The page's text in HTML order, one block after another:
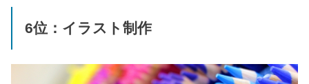
6位：イラスト制作